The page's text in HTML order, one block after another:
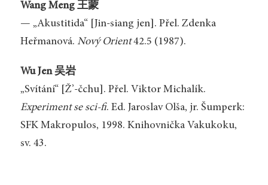
Wang Meng 王蒙
— „Akustitida“ [Jin-siang jen]. Přel. Zdenka
Heřmanová. Nový Orient42.5 (1987).
Wu Jen 吴岩
„Svítání“ [Ž’-čchu]. Přel. Viktor Michalík.
Experiment se sci-fi. Ed. Jaroslav Olša, jr. Šumperk:
SFK Makropulos, 1998. Knihovnička Vakukoku,
sv. 43.